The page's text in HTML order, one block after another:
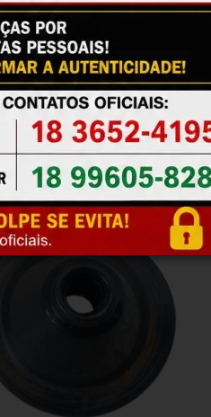
a partir da data da
dentre as opções
de outro produto de